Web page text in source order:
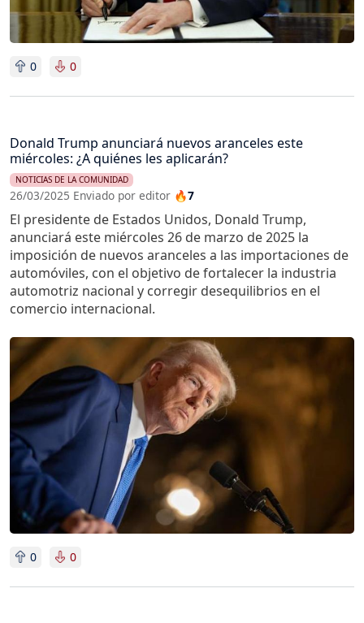
0 0
Donald Trump anunciará nuevos aranceles este
miércoles: ¿A quiénes les aplicarán?
NOTICIAS DE LA COMUNIDAD
26/03/2025 Enviado por editor 🔥7
El presidente de Estados Unidos, Donald Trump,
anunciará este miércoles 26 de marzo de 2025 la
imposición de nuevos aranceles a las importaciones de
automóviles, con el objetivo de fortalecer la industria
automotriz nacional y corregir desequilibrios en el
comercio internacional.
Imagen
0 0